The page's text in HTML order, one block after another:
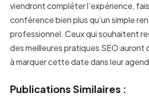
viendront compléter l’expérience,
conférence bien plus qu’un simple
professionnel. Ceux qui souhaitent
des meilleures pratiques SEO
à marquer cette date dans leur
Publications Similaires :